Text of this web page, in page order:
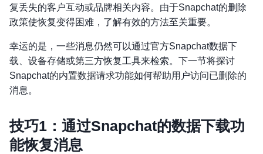
复丢失的客户互动或品牌相关内容。由于Snapchat的删除
政策使恢复变得困难，了解有效的方法至关重要。
幸运的是，一些消息仍然可以通过官方Snapchat数据下
载、设备存储或第三方恢复工具来检索。下一节将探讨
Snapchat的内置数据请求功能如何帮助用户访问已删除的
消息。
技巧1：通过Snapchat的数据下载功
能恢复消息